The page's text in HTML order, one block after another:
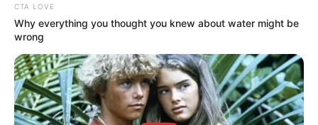
CTA LOVE
Why everything you thought you knew about water might be
wrong